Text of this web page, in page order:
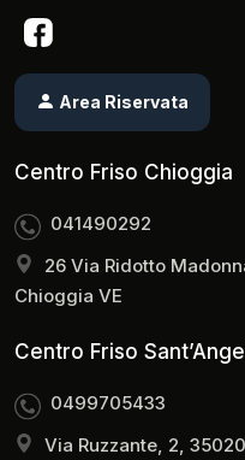
Area Riservata
Centro Friso Chioggia
041490292
26 Via Ridotto
Chioggia VE
Centro Friso
0499705433
Via Ruzzante, 2,